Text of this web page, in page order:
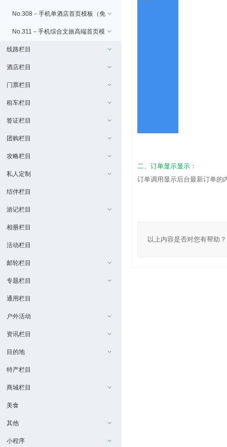
费）
No.308－手机单酒店首页模板（免
费）
No.311－手机综合文旅高端首页模
板（免费/uniapp版本）
线路栏目
酒店栏目
门票栏目
租车栏目
签证栏目
团购栏目
攻略栏目
私人定制
结伴栏目
游记栏目
相册栏目
活动栏目
邮轮栏目
专题栏目
通用栏目
户外活动
资讯栏目
目的地
特产栏目
商城栏目
美食
其他
小程序
二、订单显示显示：
订单调用显示后台最新订单的
以上内容是否对您有帮助？